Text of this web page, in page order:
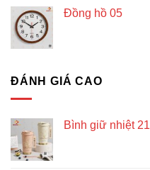
Đồng hồ 05
ĐÁNH GIÁ CAO
Bình giữ nhiệt 21